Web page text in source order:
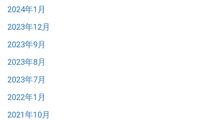
2024年1月
2023年12月
2023年9月
2023年8月
2023年7月
2022年1月
2021年10月